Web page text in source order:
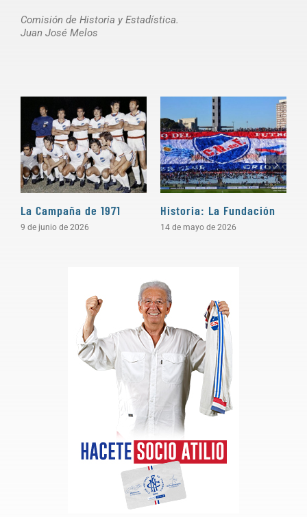
Comisión de Historia y Estadística.
Juan José Melos
La Campaña de 1971
9 de junio de 2026
Historia: La Fundación
14 de mayo de 2026